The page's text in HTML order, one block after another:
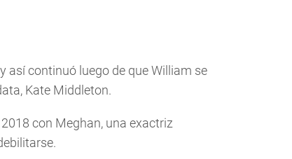
así continuó luego de que William se
Kate Middleton.
con Meghan, una exactriz